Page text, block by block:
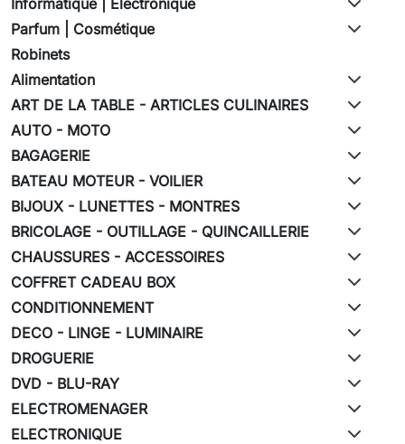
Parfum | Cosmétique
Robinets
Alimentation
ART DE LA TABLE - ARTICLES CULINAIRES
AUTO - MOTO
BAGAGERIE
BATEAU MOTEUR - VOILIER
BIJOUX - LUNETTES - MONTRES
BRICOLAGE - OUTILLAGE - QUINCAILLERIE
CHAUSSURES - ACCESSOIRES
COFFRET CADEAU BOX
CONDITIONNEMENT
DECO - LINGE - LUMINAIRE
DROGUERIE
DVD - BLU-RAY
ELECTROMENAGER
ELECTRONIQUE